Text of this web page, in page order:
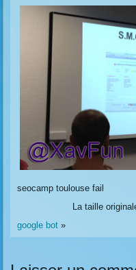
seocamp toulouse fail
La taille
google bot »